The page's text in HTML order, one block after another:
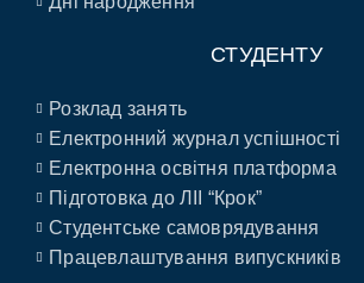
СТУДЕНТУ
Розклад занять
Електронний журнал успішності
Електронна освітня платформа
Підготовка до ЛІІ “Крок”
Студентське самоврядування
Працевлаштування випускників